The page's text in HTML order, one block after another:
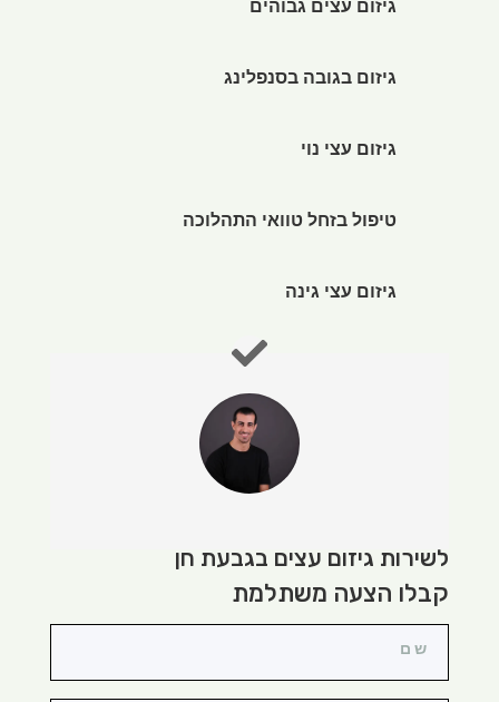
גיזום עצים גבוהים
גיזום בגובה בסנפלינג
גיזום עצי נוי
טיפול בזחל טוואי התהלוכה
גיזום עצי גינה
לשירות גיזום עצים בגבעת חן
קבלו הצעה משתלמת